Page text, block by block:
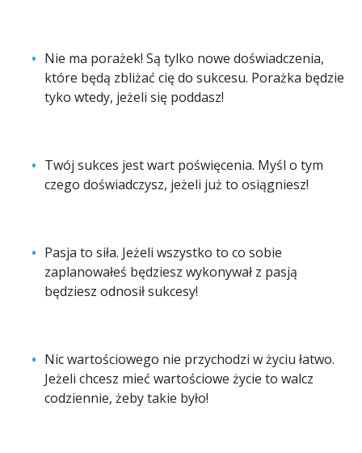
Nie ma porażek! Są tylko nowe doświadczenia,
które będą zbliżać cię do sukcesu. Porażka będzie
tyko wtedy, jeżeli się poddasz!
Twój sukces jest wart poświęcenia. Myśl o tym
czego doświadczysz, jeżeli już to osiągniesz!
Pasja to siła. Jeżeli wszystko to co sobie
zaplanowałeś będziesz wykonywał z pasją
będziesz odnosił sukcesy!
Nic wartościowego nie przychodzi w życiu łatwo.
Jeżeli chcesz mieć wartościowe życie to walcz
codziennie, żeby takie było!